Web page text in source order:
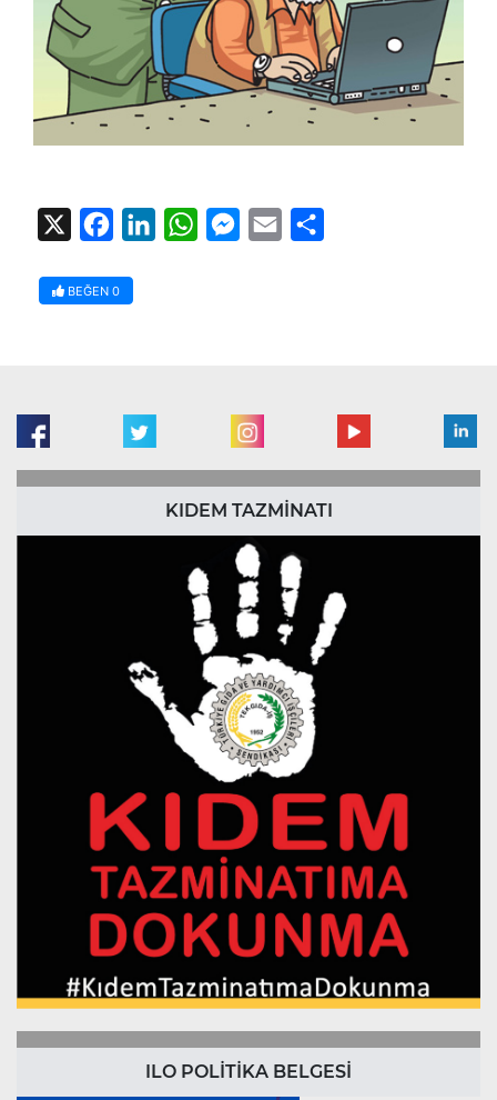
FacebookLinkedInWhatsAppMessenger
Email
BEĞEN 0
KIDEM TAZMİNATI
ILO POLİTİKA BELGESİ